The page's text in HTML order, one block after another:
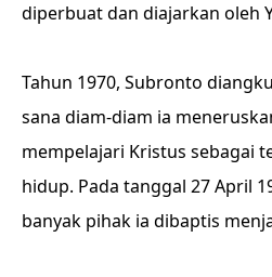
diperbuat dan diajarkan oleh
Tahun 1970, Subronto
sana diam-diam ia
mempelajari Kristus sebagai
hidup. Pada tanggal 27 April
banyak pihak ia dibaptis